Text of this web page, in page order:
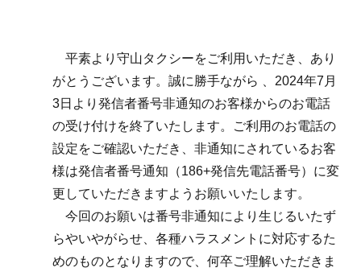
平素より守山タクシーをご利用いただき、あり
がとうございます。誠に勝手ながら 、2024年7月
3日より発信者番号非通知のお客様からのお電話
の受け付けを終了いたします。ご利用のお電話の
設定をご確認いただき、非通知にされているお客
様は発信者番号通知（186+発信先電話番号）に変
更していただきますようお願いいたします。
今回のお願いは番号非通知により生じるいたず
らやいやがらせ、各種ハラスメントに対応するた
めのものとなりますので、何卒ご理解いただきま